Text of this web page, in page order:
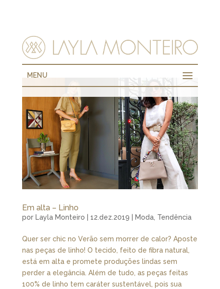
MENU
Em alta – Linho
por Layla Monteiro 12.dez.2019 Moda, Tendência
Quer ser chic no Verão sem morrer de calor? Aposte
nas peças de linho! O tecido, feito de fibra natural,
está em alta e promete produções lindas sem
perder a elegância. Além de tudo, as peças feitas
100% de linho tem caráter sustentável, pois sua